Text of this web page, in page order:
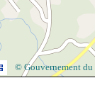
© Gouvernement du